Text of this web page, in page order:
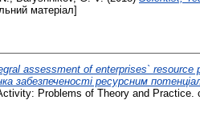
матеріал]
assessment of enterprises` resource
забезпеченості ресурсним
Problems of Theory and Practice.